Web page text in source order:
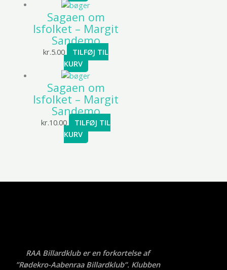
Sagaen om
Isfolket – Margit
Sandemo
kr.5.00
TILFØJ TIL
KURV
Sagaen om
Isfolket – Margit
Sandemo
kr.10.00
TILFØJ TIL
KURV
RAA Billardklub er en forkortelse af
”Rødekro-Aabenraa Billardklub”. Klubben